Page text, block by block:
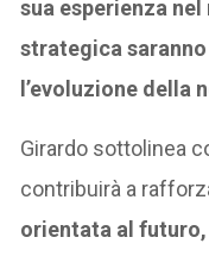
sua esperienza
strategica
l’evoluzione della
Girardo sottolinea
contribuirà a
orientata al